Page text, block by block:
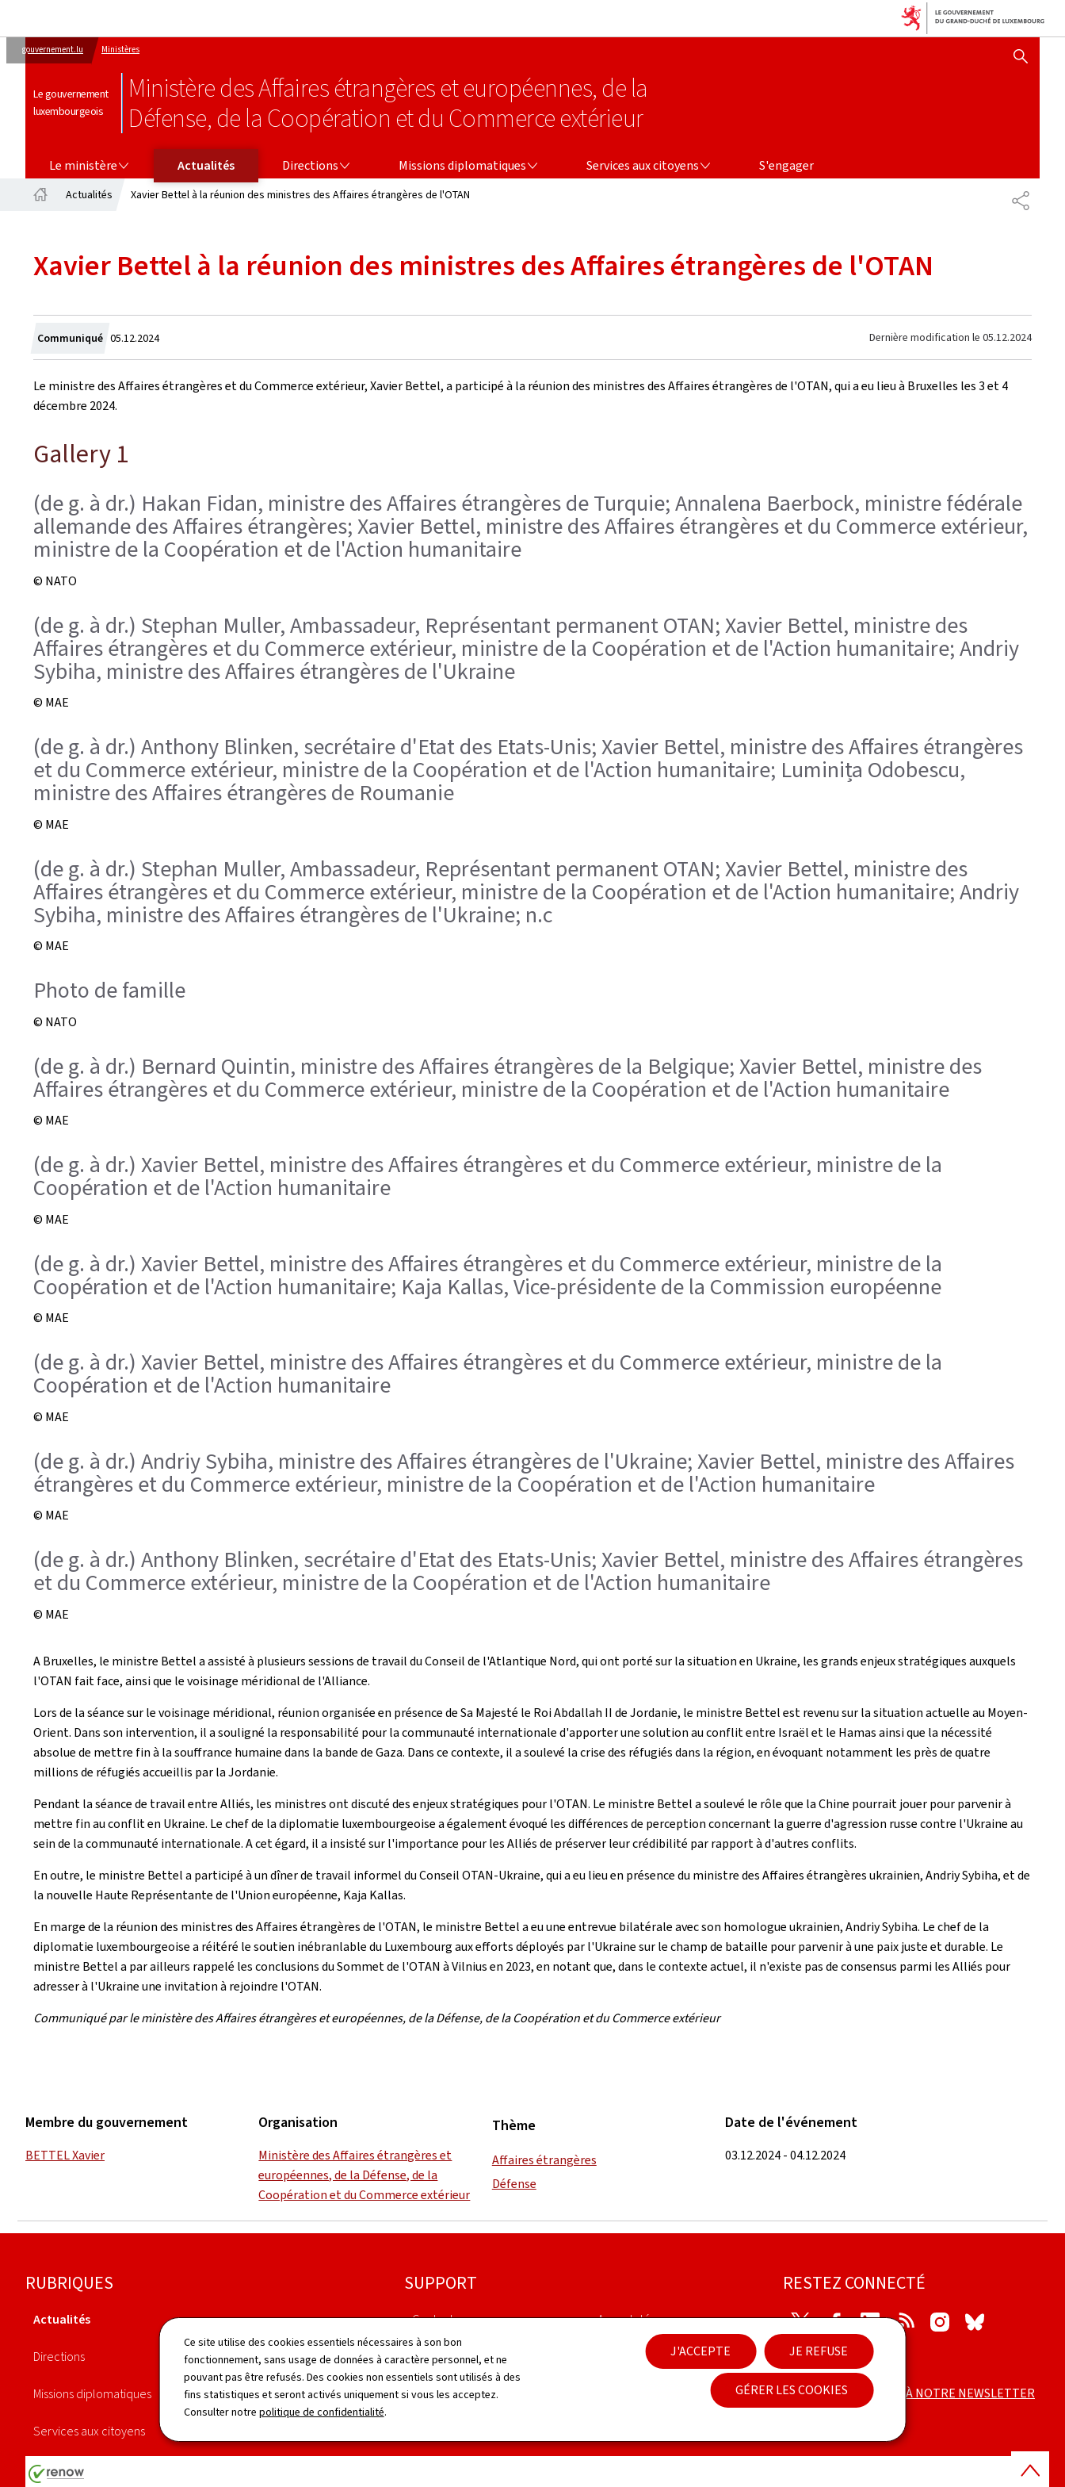
Ce site utilise des cookies essentiels nécessaires à son bon
fonctionnement, sans usage de données à caractère personnel, et ne
pouvant pas être refusés. Des cookies non essentiels sont utilisés à des
fins statistiques et seront activés uniquement si vous les acceptez.
Consulter notre politique de confidentialité.
J'ACCEPTE JE REFUSE
GÉRER LES COOKIES
gouvernement.lu Ministères
Le gouvernement
luxembourgeois
Ministère des Affaires étrangères et européennes, de la
Défense, de la Coopération et du Commerce extérieur
AFFICHER / MASQUER
Le ministère Actualités Directions Missions diplomatiques Services aux citoyens
S'engager
Actualités Xavier Bettel à la réunion des ministres des Affaires étrangères de l'OTAN
Xavier Bettel à la réunion des ministres des Affaires étrangères de l'OTAN
Communiqué Crée
le
05.12.2024 Dernière modification le 05.12.2024
Le ministre des Affaires étrangères et du Commerce extérieur, Xavier Bettel, a participé à la réunion des ministres des Affaires étrangères de l'OTAN, qui a eu lieu à Bruxelles les 3 et 4
décembre 2024.
Gallery 1
(de g. à dr.) Hakan Fidan, ministre des Affaires étrangères de Turquie; Annalena Baerbock, ministre fédérale
allemande des Affaires étrangères; Xavier Bettel, ministre des Affaires étrangères et du Commerce extérieur,
ministre de la Coopération et de l'Action humanitaire
© NATO
(de g. à dr.) Stephan Muller, Ambassadeur, Représentant permanent OTAN; Xavier Bettel, ministre des
Affaires étrangères et du Commerce extérieur, ministre de la Coopération et de l'Action humanitaire; Andriy
Sybiha, ministre des Affaires étrangères de l'Ukraine
© MAE
(de g. à dr.) Anthony Blinken, secrétaire d'Etat des Etats-Unis; Xavier Bettel, ministre des Affaires étrangères
et du Commerce extérieur, ministre de la Coopération et de l'Action humanitaire; Luminița Odobescu,
ministre des Affaires étrangères de Roumanie
© MAE
(de g. à dr.) Stephan Muller, Ambassadeur, Représentant permanent OTAN; Xavier Bettel, ministre des
Affaires étrangères et du Commerce extérieur, ministre de la Coopération et de l'Action humanitaire; Andriy
Sybiha, ministre des Affaires étrangères de l'Ukraine; n.c
© MAE
Photo de famille
© NATO
(de g. à dr.) Bernard Quintin, ministre des Affaires étrangères de la Belgique; Xavier Bettel, ministre des
Affaires étrangères et du Commerce extérieur, ministre de la Coopération et de l'Action humanitaire
© MAE
(de g. à dr.) Xavier Bettel, ministre des Affaires étrangères et du Commerce extérieur, ministre de la
Coopération et de l'Action humanitaire
© MAE
(de g. à dr.) Xavier Bettel, ministre des Affaires étrangères et du Commerce extérieur, ministre de la
Coopération et de l'Action humanitaire; Kaja Kallas, Vice-présidente de la Commission européenne
© MAE
(de g. à dr.) Xavier Bettel, ministre des Affaires étrangères et du Commerce extérieur, ministre de la
Coopération et de l'Action humanitaire
© MAE
(de g. à dr.) Andriy Sybiha, ministre des Affaires étrangères de l'Ukraine; Xavier Bettel, ministre des Affaires
étrangères et du Commerce extérieur, ministre de la Coopération et de l'Action humanitaire
© MAE
(de g. à dr.) Anthony Blinken, secrétaire d'Etat des Etats-Unis; Xavier Bettel, ministre des Affaires étrangères
et du Commerce extérieur, ministre de la Coopération et de l'Action humanitaire
© MAE
A Bruxelles, le ministre Bettel a assisté à plusieurs sessions de travail du Conseil de l'Atlantique Nord, qui ont porté sur la situation en Ukraine, les grands enjeux stratégiques auxquels
l'OTAN fait face, ainsi que le voisinage méridional de l'Alliance.
Lors de la séance sur le voisinage méridional, réunion organisée en présence de Sa Majesté le Roi Abdallah II de Jordanie, le ministre Bettel est revenu sur la situation actuelle au Moyen-
Orient. Dans son intervention, il a souligné la responsabilité pour la communauté internationale d'apporter une solution au conflit entre Israël et le Hamas ainsi que la nécessité
absolue de mettre fin à la souffrance humaine dans la bande de Gaza. Dans ce contexte, il a soulevé la crise des réfugiés dans la région, en évoquant notamment les près de quatre
millions de réfugiés accueillis par la Jordanie.
Pendant la séance de travail entre Alliés, les ministres ont discuté des enjeux stratégiques pour l'OTAN. Le ministre Bettel a soulevé le rôle que la Chine pourrait jouer pour parvenir à
mettre fin au conflit en Ukraine. Le chef de la diplomatie luxembourgeoise a également évoqué les différences de perception concernant la guerre d'agression russe contre l'Ukraine au
sein de la communauté internationale. A cet égard, il a insisté sur l'importance pour les Alliés de préserver leur crédibilité par rapport à d'autres conflits.
En outre, le ministre Bettel a participé à un dîner de travail informel du Conseil OTAN-Ukraine, qui a eu lieu en présence du ministre des Affaires étrangères ukrainien, Andriy Sybiha, et de
la nouvelle Haute Représentante de l'Union européenne, Kaja Kallas.
En marge de la réunion des ministres des Affaires étrangères de l'OTAN, le ministre Bettel a eu une entrevue bilatérale avec son homologue ukrainien, Andriy Sybiha. Le chef de la
diplomatie luxembourgeoise a réitéré le soutien inébranlable du Luxembourg aux efforts déployés par l'Ukraine sur le champ de bataille pour parvenir à une paix juste et durable. Le
ministre Bettel a par ailleurs rappelé les conclusions du Sommet de l'OTAN à Vilnius en 2023, en notant que, dans le contexte actuel, il n'existe pas de consensus parmi les Alliés pour
adresser à l'Ukraine une invitation à rejoindre l'OTAN.
Communiqué par le ministère des Affaires étrangères et européennes, de la Défense, de la Coopération et du Commerce extérieur
Membre du gouvernement
BETTEL Xavier
Organisation
Ministère des Affaires étrangères et
européennes, de la Défense, de la
Coopération et du Commerce extérieur
Thème
Affaires étrangères
Défense
Date de l'événement
03.12.2024 - 04.12.2024
Pied
de
RUBRIQUES
Actualités
Directions
Missions diplomatiques
Services aux citoyens
Publications
Démarches
SUPPORT
Contact
Plan du site
À propos du site
Aspects légaux
Déclaration d'accessibilité
RESTEZ CONNECTÉ
TwitterFacebookLinkedIn RSS Instagram
ABONNEZ-VOUS À NOTRE NEWSLETTER
Haut
de